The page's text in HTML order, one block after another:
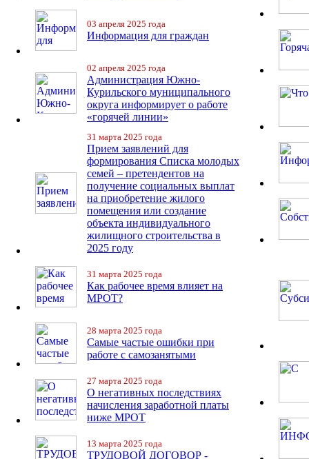
03 апреля 2025 года
Информация для граждан
02 апреля 2025 года
Администрация Южно-
Курильского муниципального
округа информирует о работе
«горячей линии»
31 марта 2025 года
Прием заявлений для
формирования Списка молодых
семей – претендентов на
получение социальных выплат
на приобретение жилого
помещения или создание
объекта индивидуального
жилищного строительства в
2025 году
31 марта 2025 года
Как рабочее время влияет на
МРОТ?
28 марта 2025 года
Самые частые ошибки при
работе с самозанятыми
27 марта 2025 года
О негативных последствиях
начисления заработной платы
ниже МРОТ
13 марта 2025 года
ТРУДОВОЙ ДОГОВОР -